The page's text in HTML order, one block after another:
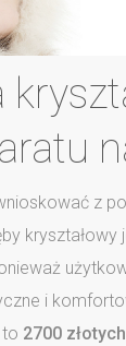
z
i
2700 złotych